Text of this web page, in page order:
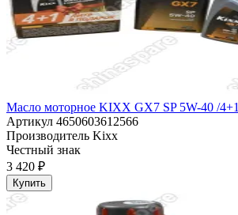
Масло моторное KIXX GX7 SP 5W-40 /4+1
Артикул 4650603612566
Производитель Kixx
Честный знак
3 420 ₽
Купить